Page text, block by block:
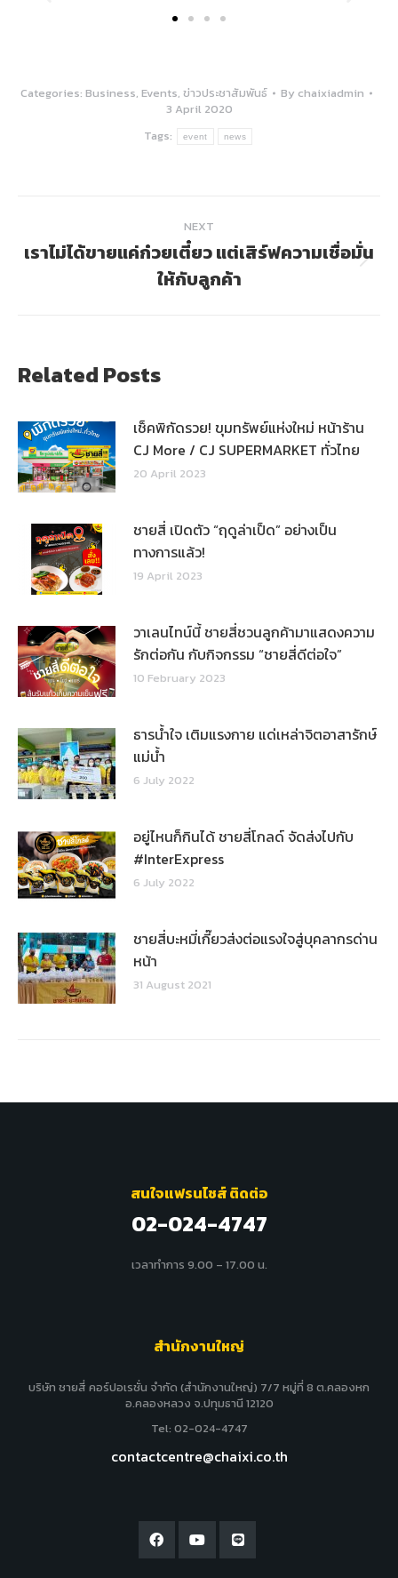
Categories: Business, Events, ข่าวประชาสัมพันธ์ By chaixiadmin
3 April 2020
Tags:
event news
NEXT
เราไม่ได้ขายแค่ก๋วยเตี๋ยว แต่เสิร์ฟความเชื่อมั่น
ให้กับลูกค้า
Related Posts
เช็คพิกัดรวย! ขุมทรัพย์แห่งใหม่ หน้าร้าน
CJ More / CJ SUPERMARKET ทั่วไทย
20 April 2023
ชายสี่ เปิดตัว “ฤดูล่าเป็ด” อย่างเป็น
ทางการแล้ว!
19 April 2023
วาเลนไทน์นี้ ชายสี่ชวนลูกค้ามาแสดงความ
รักต่อกัน กับกิจกรรม “ชายสี่ดีต่อใจ”
10 February 2023
ธารน้ำใจ เติมแรงกาย แด่เหล่าจิตอาสารักษ์
แม่น้ำ
6 July 2022
อยู่ไหนก็กินได้ ชายสี่โกลด์ จัดส่งไปกับ
#InterExpress
6 July 2022
ชายสี่บะหมี่เกี๊ยวส่งต่อแรงใจสู่บุคลากรด่าน
หน้า
31 August 2021
สนใจแฟรนไชส์ ติดต่อ
02-024-4747
เวลาทำการ 9.00 – 17.00 น.
สำนักงานใหญ่
บริษัท ชายสี่ คอร์ปอเรชั่น จำกัด (สำนักงานใหญ่) 7/7 หมู่ที่ 8 ต.คลองหก
อ.คลองหลวง จ.ปทุมธานี 12120
Tel: 02-024-4747
contactcentre@chaixi.co.th